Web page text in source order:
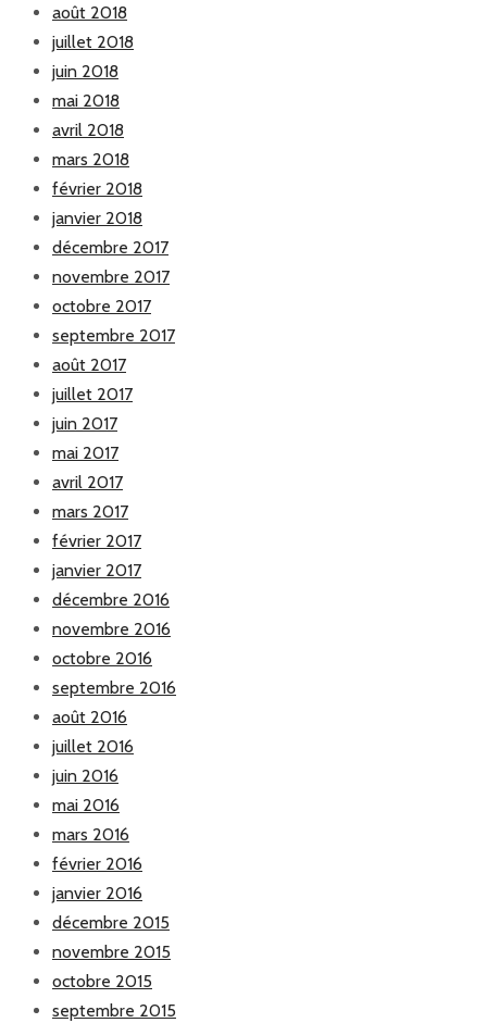
août 2018
juillet 2018
juin 2018
mai 2018
avril 2018
mars 2018
février 2018
janvier 2018
décembre 2017
novembre 2017
octobre 2017
septembre 2017
août 2017
juillet 2017
juin 2017
mai 2017
avril 2017
mars 2017
février 2017
janvier 2017
décembre 2016
novembre 2016
octobre 2016
septembre 2016
août 2016
juillet 2016
juin 2016
mai 2016
mars 2016
février 2016
janvier 2016
décembre 2015
novembre 2015
octobre 2015
septembre 2015